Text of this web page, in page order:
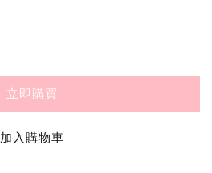
立即購買
加入購物車